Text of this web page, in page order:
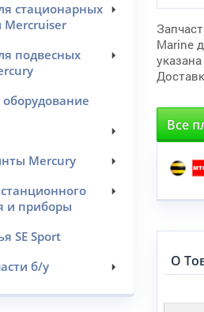
стационарных
Mercruiser
подвесных
Mercury
и приборы
SE Sport
б/у
Marine
Все
О